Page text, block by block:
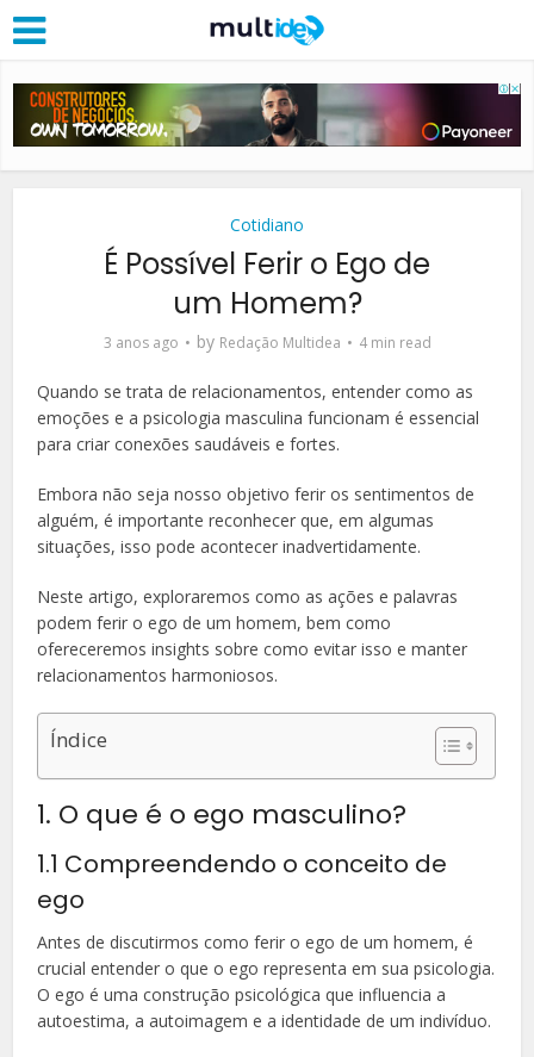
Cotidiano
É Possível Ferir o Ego de
um Homem?
3 anos ago by Redação Multidea 4 min read
Quando se trata de relacionamentos, entender como as
emoções e a psicologia masculina funcionam é essencial
para criar conexões saudáveis e fortes.
Embora não seja nosso objetivo ferir os sentimentos de
alguém, é importante reconhecer que, em algumas
situações, isso pode acontecer inadvertidamente.
Neste artigo, exploraremos como as ações e palavras
podem ferir o ego de um homem, bem como
ofereceremos insights sobre como evitar isso e manter
relacionamentos harmoniosos.
Índice
1. O que é o ego masculino?
1.1 Compreendendo o conceito de
ego
Antes de discutirmos como ferir o ego de um homem, é
crucial entender o que o ego representa em sua psicologia.
O ego é uma construção psicológica que influencia a
autoestima, a autoimagem e a identidade de um indivíduo.